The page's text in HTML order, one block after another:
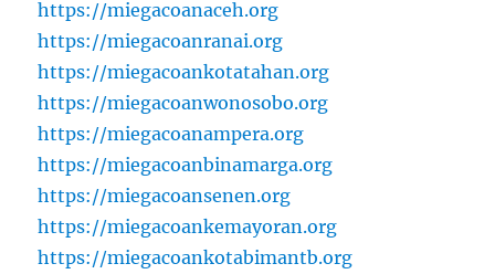
https://miegacoanaceh.org
https://miegacoanranai.org
https://miegacoankotatahan.org
https://miegacoanwonosobo.org
https://miegacoanampera.org
https://miegacoanbinamarga.org
https://miegacoansenen.org
https://miegacoankemayoran.org
https://miegacoankotabimantb.org